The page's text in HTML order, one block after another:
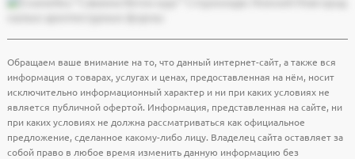
Обращаем ваше внимание на то, что данный интернет-сайт, а также вся
информация о товарах, услугах и ценах, предоставленная на нём, носит
исключительно информационный характер и ни при каких условиях не
является публичной офертой. Информация, представленная на сайте, ни
при каких условиях не должна рассматриваться как официальное
предложение, сделанное какому-либо лицу. Владелец сайта оставляет за
собой право в любое время изменить данную информацию без